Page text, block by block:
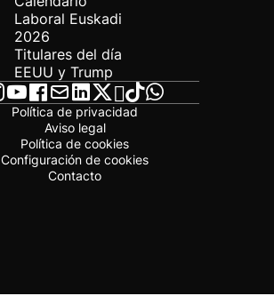
Laboral Euskadi
2026
Titulares del día
EEUU y Trump
Política de privacidad
Aviso legal
Política de cookies
Configuración de cookies
Contacto